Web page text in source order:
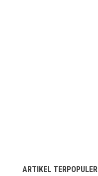
ARTIKEL TERPOPULER